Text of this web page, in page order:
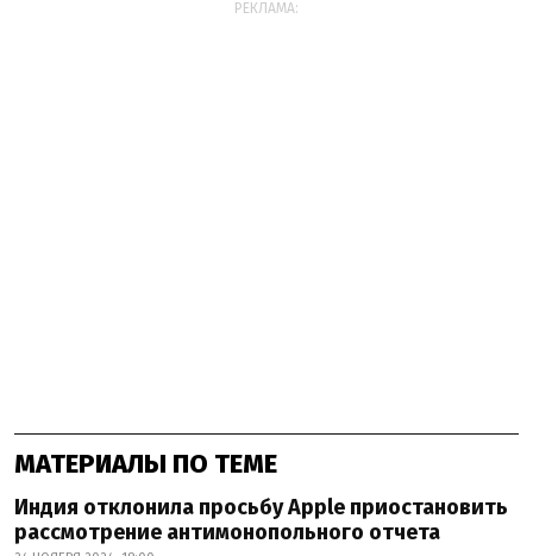
РЕКЛАМА:
МАТЕРИАЛЫ ПО ТЕМЕ
Индия отклонила просьбу Apple приостановить
рассмотрение антимонопольного отчета